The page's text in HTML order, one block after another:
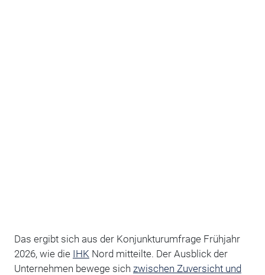
Das ergibt sich aus der Konjunkturumfrage Frühjahr
2026, wie die IHK Nord mitteilte. Der Ausblick der
Unternehmen bewege sich zwischen Zuversicht und